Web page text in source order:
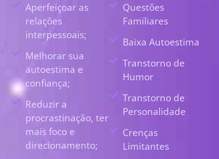
Aperfeiçoar as
relações
interpessoais;
Melhorar sua
autoestima e
confiança;
Reduzir a
procrastinação, ter
mais foco e
direcionamento;
Questões
Familiares
Baixa Autoestima
Transtorno de
Humor
Transtorno de
Personalidade
Crenças
Limitantes